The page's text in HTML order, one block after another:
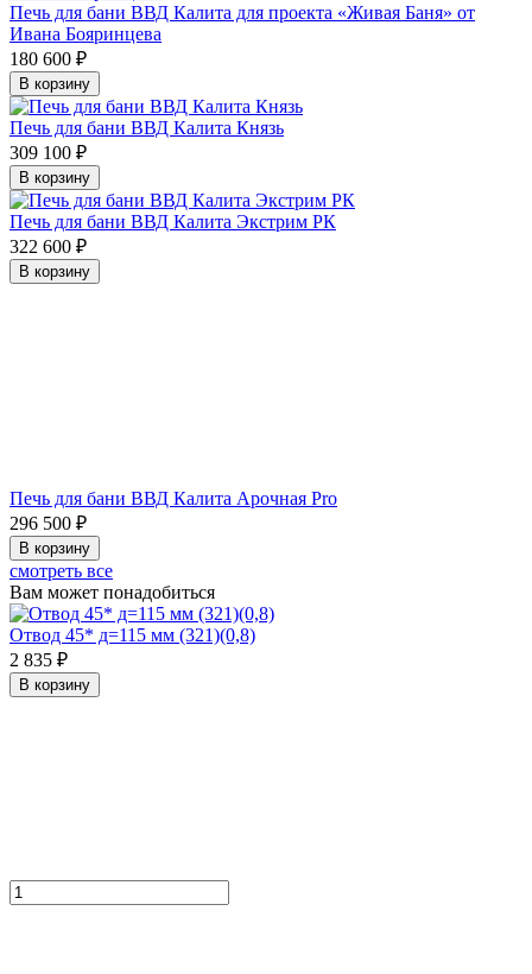
Печь для бани ВВД Калита для проекта «Живая Баня» от
Ивана Бояринцева
180 600 ₽
В корзину
Печь для бани ВВД Калита Князь
309 100 ₽
В корзину
Печь для бани ВВД Калита Экстрим РК
322 600 ₽
В корзину
Печь для бани ВВД Калита Арочная Pro
296 500 ₽
В корзину
смотреть все
Вам может понадобиться
Отвод 45* д=115 мм (321)(0,8)
2 835 ₽
В корзину